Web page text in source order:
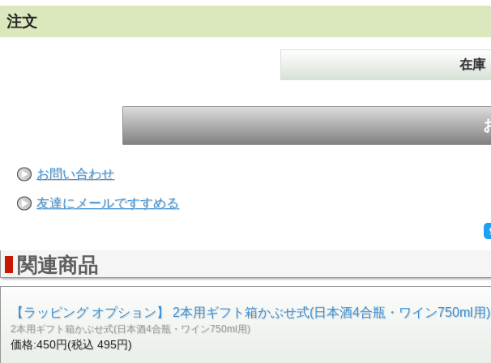
注文
在庫
お問い合わせ
友達にメールですすめる
関連商品
【ラッピング オプション】 2本用ギフト箱かぶせ式(日本酒4合瓶・ワイン750ml用)
2本用ギフト箱かぶせ式(日本酒4合瓶・ワイン750ml用)
価格:450円(税込 495円)